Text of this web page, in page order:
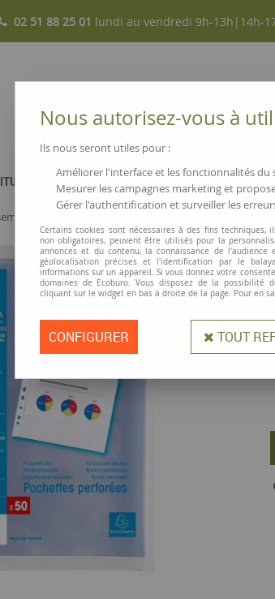
02 51 88 25 01 lundi au vendredi 9h-13h|14h-
NOUVEAUTÉS
Nous autorisez-vous à
Ils nous seront utiles pour :
Améliorer l'interface et les fonctionnalités du
Mesurer les campagnes marketing et
Gérer l'authentification et surveiller les
Certains cookies sont nécessaires à des fins techniques,
non obligatoires, peuvent être utilisés pour la
annonces et du contenu, la connaissance de
géolocalisation précises et l'identification par le
informations sur un appareil. Si vous donnez votre
domaines de Ecoburo. Vous disposez de la
cliquant sur le widget en bas à droite de la page. Pour en
CONFIGURER TOUT